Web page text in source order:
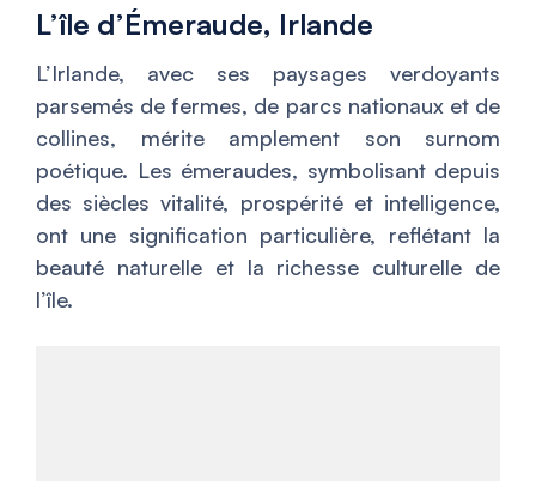
L’île d’Émeraude, Irlande
L’Irlande, avec ses paysages verdoyants
parsemés de fermes, de parcs nationaux et de
collines, mérite amplement son surnom
poétique. Les émeraudes, symbolisant depuis
des siècles vitalité, prospérité et intelligence,
ont une signification particulière, reflétant la
beauté naturelle et la richesse culturelle de
l’île.